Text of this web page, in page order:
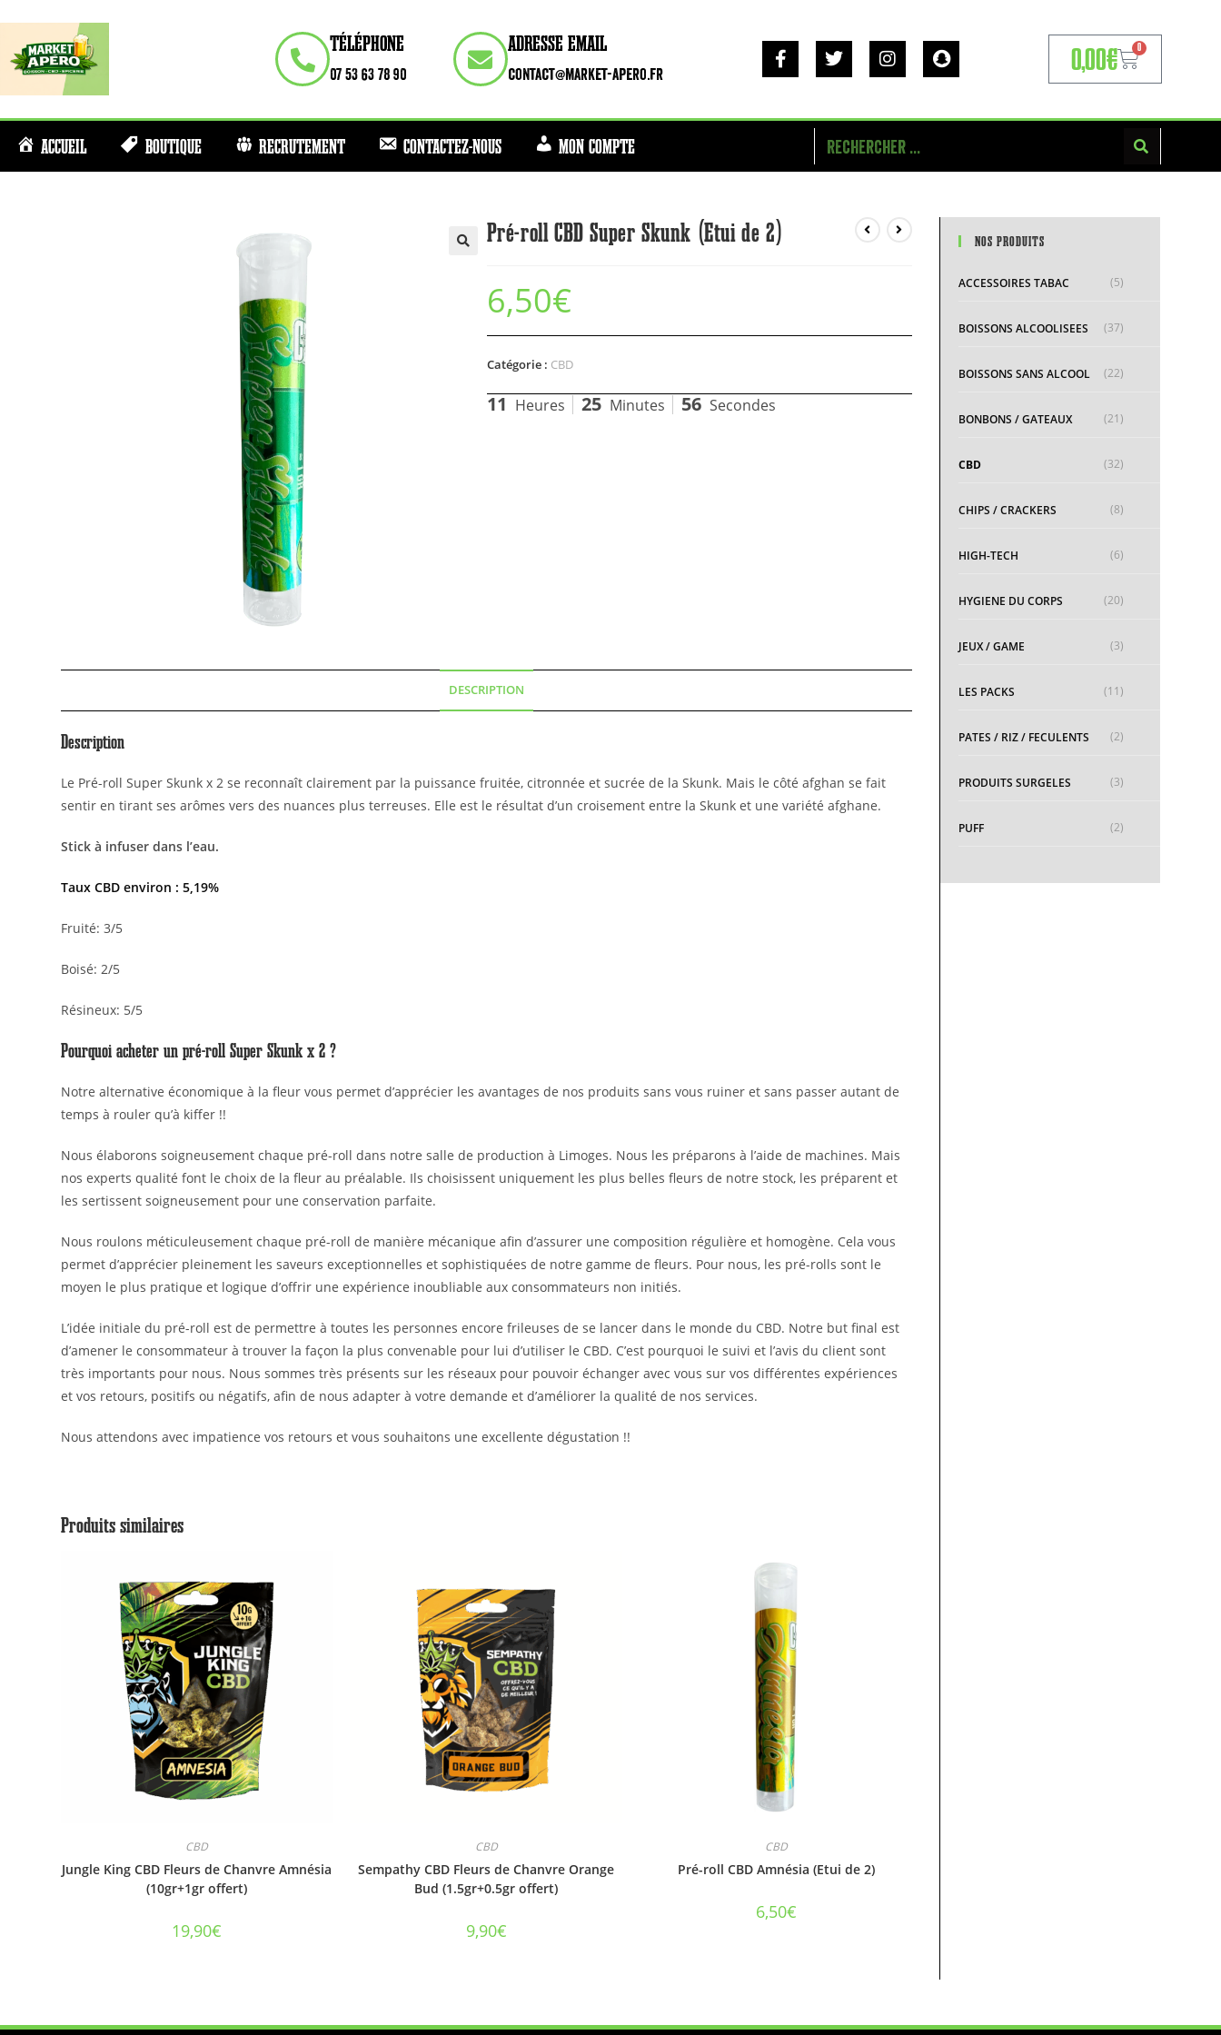
TÉLÉPHONE
07 53 63 78 90
ADRESSE EMAIL
contact@market-apero.fr 0,00€ 0
ACCUEIL BOUTIQUE RECRUTEMENT CONTACTEZ-NOUS MON COMPTE
Pré-roll CBD Super Skunk (Etui de 2)
6,50€
Catégorie : CBD
11 Heures 25 Minutes 56 Secondes
DESCRIPTION
Description
Le Pré-roll Super Skunk x 2 se reconnaît clairement par la puissance fruitée, citronnée et sucrée de la Skunk. Mais le côté afghan se fait
sentir en tirant ses arômes vers des nuances plus terreuses. Elle est le résultat d’un croisement entre la Skunk et une variété afghane.
Stick à infuser dans l’eau.
Taux CBD environ : 5,19%
Fruité: 3/5
Boisé: 2/5
Résineux: 5/5
Pourquoi acheter un pré-roll Super Skunk x 2 ?
Notre alternative économique à la fleur vous permet d’apprécier les avantages de nos produits sans vous ruiner et sans passer autant de
temps à rouler qu’à kiffer !!
Nous élaborons soigneusement chaque pré-roll dans notre salle de production à Limoges. Nous les préparons à l’aide de machines. Mais
nos experts qualité font le choix de la fleur au préalable. Ils choisissent uniquement les plus belles fleurs de notre stock, les préparent et
les sertissent soigneusement pour une conservation parfaite.
Nous roulons méticuleusement chaque pré-roll de manière mécanique afin d’assurer une composition régulière et homogène. Cela vous
permet d’apprécier pleinement les saveurs exceptionnelles et sophistiquées de notre gamme de fleurs. Pour nous, les pré-rolls sont le
moyen le plus pratique et logique d’offrir une expérience inoubliable aux consommateurs non initiés.
L’idée initiale du pré-roll est de permettre à toutes les personnes encore frileuses de se lancer dans le monde du CBD. Notre but final est
d’amener le consommateur à trouver la façon la plus convenable pour lui d’utiliser le CBD. C’est pourquoi le suivi et l’avis du client sont
très importants pour nous. Nous sommes très présents sur les réseaux pour pouvoir échanger avec vous sur vos différentes expériences
et vos retours, positifs ou négatifs, afin de nous adapter à votre demande et d’améliorer la qualité de nos services.
Nous attendons avec impatience vos retours et vous souhaitons une excellente dégustation !!
Produits similaires
CBD
Jungle King CBD Fleurs de Chanvre Amnésia
(10gr+1gr offert)
19,90€
CBD
Sempathy CBD Fleurs de Chanvre Orange
Bud (1.5gr+0.5gr offert)
9,90€
CBD
Pré-roll CBD Amnésia (Etui de 2)
6,50€
NOS PRODUITS
ACCESSOIRES TABAC (5)
BOISSONS ALCOOLISEES (37)
BOISSONS SANS ALCOOL (22)
BONBONS / GATEAUX (21)
CBD (32)
CHIPS / CRACKERS (8)
HIGH-TECH (6)
HYGIENE DU CORPS (20)
JEUX / GAME (3)
LES PACKS (11)
PATES / RIZ / FECULENTS (2)
PRODUITS SURGELES (3)
PUFF (2)